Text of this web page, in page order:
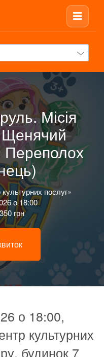
Місія
Переполох
послуг»
о 18:00
грн
о 18:00,
культурних
будинок 7